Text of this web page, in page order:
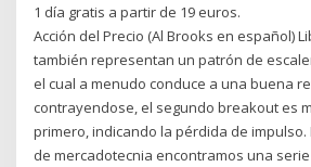
1 día gratis a partir de 19 euros.
Acción del Precio (Al Brooks en español)
también representan un patrón de
el cual a menudo conduce a una buena
contrayendose, el segundo breakout es
primero, indicando la pérdida de impulso.
de mercadotecnia encontramos una